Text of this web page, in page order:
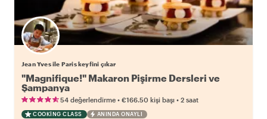
Jean Yves ile Paris keyfini çıkar
"Magnifique!" Makaron Pişirme Dersleri ve
Şampanya
54 değerlendirme • €166.50 kişi başı • 2 saat
COOKING CLASS ANINDA ONAYLI